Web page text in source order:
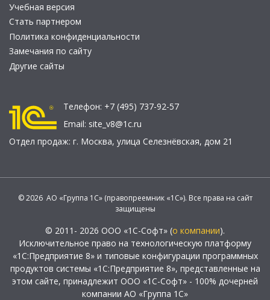
Учебная версия
Стать партнером
Политика конфиденциальности
Замечания по сайту
Другие сайты
Телефон: +7 (495) 737-92-57
Email: site_v8@1c.ru
Отдел продаж: г. Москва, улица Селезнёвская, дом 21
© 2026 АО «Группа 1С» (правопреемник «1С»). Все права на сайт
защищены
© 2011- 2026 ООО «1С-Софт» (о компании).
Исключительное право на технологическую платформу
«1С:Предприятие 8» и типовые конфигурации программных
продуктов системы «1С:Предприятие 8», представленные на
этом сайте, принадлежит ООО «1С-Софт» - 100% дочерней
компании АО «Группа 1С»